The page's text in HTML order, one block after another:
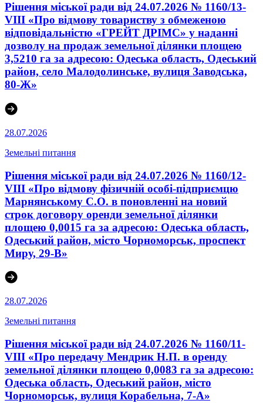
Рішення міської ради від 24.07.2026 № 1160/13-
VIII «Про відмову товариству з обмеженою
відповідальністю «ГРЕЙТ ДРІМС» у наданні
дозволу на продаж земельної ділянки площею
3,5210 га за адресою: Одеська область, Одеський
район, село Малодолинське, вулиця Заводська,
80-Ж»
28.07.2026
Земельні питання
Рішення міської ради від 24.07.2026 № 1160/12-
VIII «Про відмову фізичній особі-підприємцю
Марнянському С.О. в поновленні на новий
строк договору оренди земельної ділянки
площею 0,0015 га за адресою: Одеська область,
Одеський район, місто Чорноморськ, проспект
Миру, 29-В»
28.07.2026
Земельні питання
Рішення міської ради від 24.07.2026 № 1160/11-
VIII «Про передачу Мендрик Н.П. в оренду
земельної ділянки площею 0,0083 га за адресою:
Одеська область, Одеський район, місто
Чорноморськ, вулиця Корабельна, 7-А»